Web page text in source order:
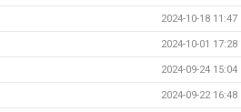
2024-10-18 11:47
2024-10-01 17:28
2024-09-24 15:04
2024-09-22 16:48